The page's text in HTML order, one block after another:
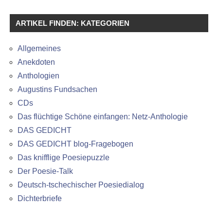
ARTIKEL FINDEN: KATEGORIEN
Allgemeines
Anekdoten
Anthologien
Augustins Fundsachen
CDs
Das flüchtige Schöne einfangen: Netz-Anthologie
DAS GEDICHT
DAS GEDICHT blog-Fragebogen
Das knifflige Poesiepuzzle
Der Poesie-Talk
Deutsch-tschechischer Poesiedialog
Dichterbriefe